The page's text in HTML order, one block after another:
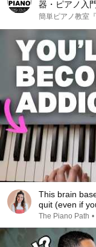
器・ピアノ入
ズピアノ式で
簡単ピアノ教室
This brain
quit (even if
The Piano Path •